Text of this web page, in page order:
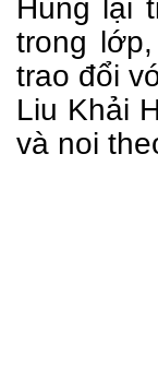
Hùng lại
trong
trao đổi
Liu Khải
và noi